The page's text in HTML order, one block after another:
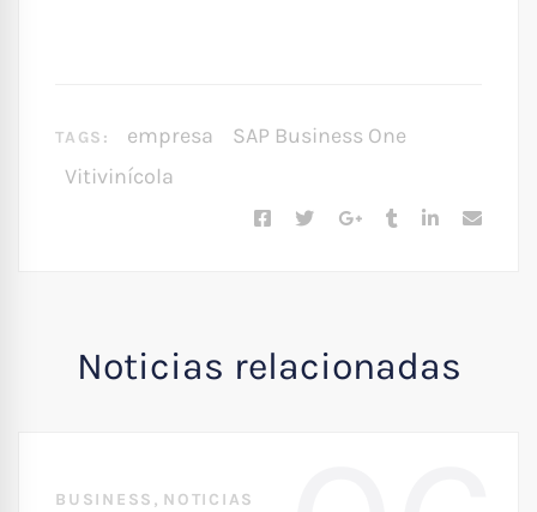
TAGS: empresa
SAP Business One
Vitivinícola
Noticias relacionadas
BUSINESS , NOTICIAS